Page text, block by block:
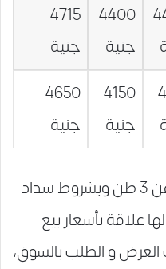
4400
جنية
4715
جنية
4150
جنية
4650
جنية
هذه الأسعار لكميات لا تقل عن 3 طن وبشروط سداد
علاقة بأسعار بيع
العرض و الطلب بالسوق،